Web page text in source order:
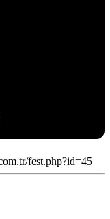
fest.php?id=45